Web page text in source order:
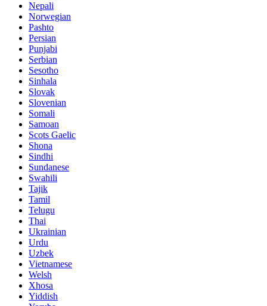
Nepali
Norwegian
Pashto
Persian
Punjabi
Serbian
Sesotho
Sinhala
Slovak
Slovenian
Somali
Samoan
Scots Gaelic
Shona
Sindhi
Sundanese
Swahili
Tajik
Tamil
Telugu
Thai
Ukrainian
Urdu
Uzbek
Vietnamese
Welsh
Xhosa
Yiddish